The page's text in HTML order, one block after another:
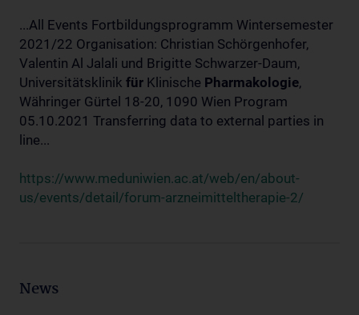
...All Events Fortbildungsprogramm Wintersemester
2021/22 Organisation: Christian Schörgenhofer,
Valentin Al Jalali und Brigitte Schwarzer-Daum,
Universitätsklinik für Klinische Pharmakologie,
Währinger Gürtel 18-20, 1090 Wien Program
05.10.2021 Transferring data to external parties in
line...
https://www.meduniwien.ac.at/web/en/about-
us/events/detail/forum-arzneimitteltherapie-2/
News